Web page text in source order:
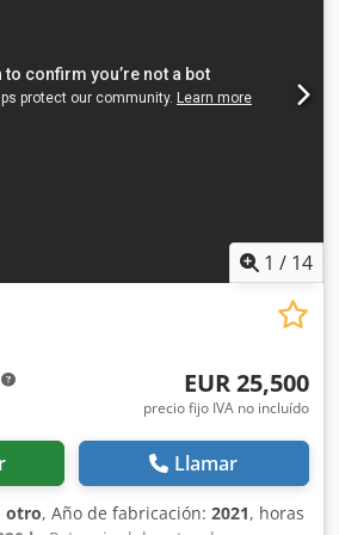
Se puede concertar una visita
1 / 14
EUR 25,500
precio fijo IVA no incluído
Llamar
otro, Año de fabricación: 2021, horas